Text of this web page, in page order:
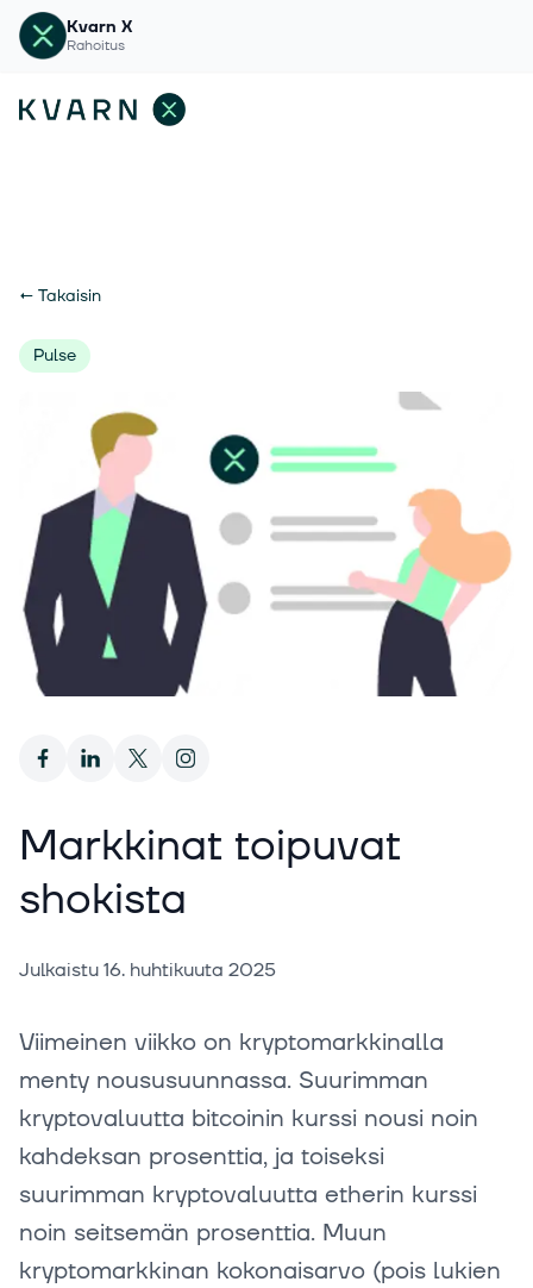
Kvarn X
Rahoitus
← Takaisin
Pulse
Markkinat toipuvat
shokista
Julkaistu16. huhtikuuta 2025
Viimeinen viikko on kryptomarkkinalla
menty noususuunnassa. Suurimman
kryptovaluutta bitcoinin kurssi nousi noin
kahdeksan prosenttia, ja toiseksi
suurimman kryptovaluutta etherin kurssi
noin seitsemän prosenttia. Muun
kryptomarkkinan kokonaisarvo (pois lukien